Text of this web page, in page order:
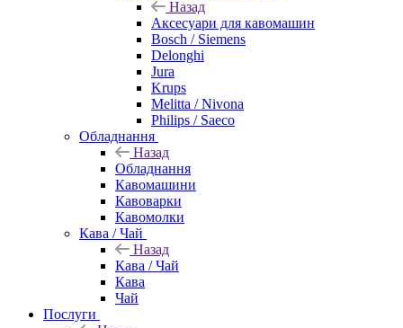
Назад
Аксесуари для кавомашин
Bosch / Siemens
Delonghi
Jura
Krups
Melitta / Nivona
Philips / Saeco
Обладнання
Назад
Обладнання
Кавомашини
Кавоварки
Кавомолки
Кава / Чай
Назад
Кава / Чай
Кава
Чай
Послуги